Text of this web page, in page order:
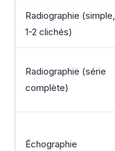
Radiographie (simple,
1-2 clichés)
Radiographie (série
complète)
Échographie